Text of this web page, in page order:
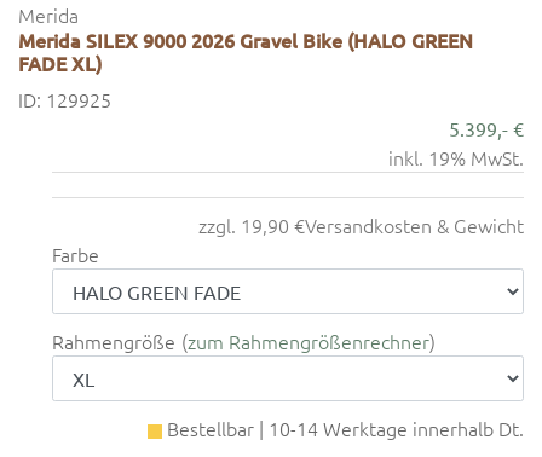
Merida
Merida SILEX 9000 2026 Gravel Bike (HALO GREEN
FADE XL)
ID: 129925
5.399,- €
inkl. 19% MwSt.
zzgl. 19,90 €Versandkosten & Gewicht
Farbe
Rahmengröße zum Rahmengrößenrechner
Bestellbar | 10-14 Werktage innerhalb Dt.